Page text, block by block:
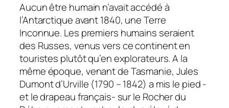
Aucun être humain n’avait accédé à
l’Antarctique avant 1840, une Terre
Inconnue. Les premiers humains seraient
des Russes, venus vers ce continent en
touristes plutôt qu’en explorateurs. A la
même époque, venant de Tasmanie, Jules
Dumont d’Urville (1790 – 1842) a mis le pied -
et le drapeau français- sur le Rocher du